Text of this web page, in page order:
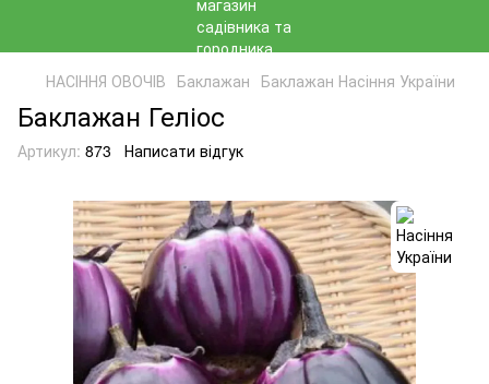
НАСІННЯ ОВОЧІВ Баклажан Баклажан Насіння України
Баклажан Геліос
Артикул: 873 Написати відгук